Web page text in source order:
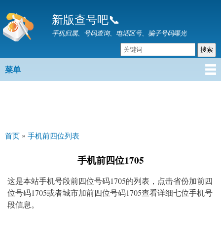
转
到
要
容
新版查号吧📞
手机归属、号码查询、电话区号、骗子号码曝光
主菜单
菜单
你在这里
首页 » 手机前四位列表
手机前四位1705
这是本站手机号段前四位号码1705的列表，点击省份加前四
位号码1705或者城市加前四位号码1705查看详细七位手机号
段信息。